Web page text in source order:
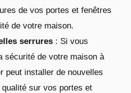
de vos portes et fenêtres
de votre maison.
serrures : Si vous
sécurité de votre maison à
peut installer de nouvelles
sur vos portes et